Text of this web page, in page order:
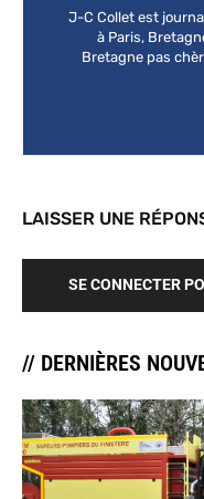
J-C Collet est
à Paris,
Bretagne pas
LAISSER UNE
SE CONNECTER
// DERNIÈRES